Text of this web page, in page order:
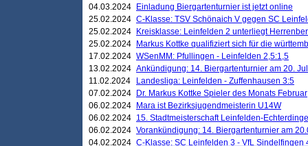
04.03.2024
Einladung Biergartenturnier ist jetzt online
25.02.2024 C-Klasse: TSV Schönaich V gegen SC
25.02.2024
Kreisklasse: Leinfelden 2 unterliegt
25.02.2024
Markus Kottke qualifiziert sich für die
17.02.2024 WSenMM: Pfullingen - Leinfelden 2,5:1,5
13.02.2024 Ankündigung: 14. Biergartenturnier am 20.
11.02.2024
Landesliga: Leinfelden - Zuffenhausen 3:5
07.02.2024
Dr. Markus Kottke Spieler des Monats Februar
06.02.2024
Mara ist Bezirksjugendmeisterin U14W
06.02.2024 15. Stadtmeisterschaft Leinfelden-
06.02.2024 Vorankündigung: 14. Biergartenturnier am
04.02.2024 C-Klasse: SC Leinfelden 3 - VfL Sindelfingen